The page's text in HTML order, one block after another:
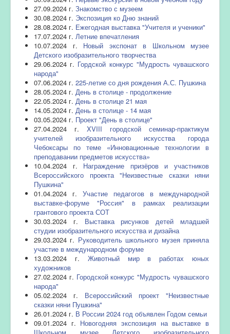
27.09.2024 г. Знакомство с музеем
30.08.2024 г. Экспозиция ко Дню знаний
28.08.2024 г. Ежегодная выставка "Учителя и ученики"
17.07.2024 г. Летние впечатления
10.07.2024 г. Новый экспонат в Школьном музее
Детского изобразительного творчества
29.06.2024 г. Гордской конкурс "Мудрость чувашского
народа"
07.06.2024 г. 225-летие со дня рождения А.С. Пушкина
28.05.2024 г. День в столице - продолжение
22.05.2024 г. День в столице 21 мая
14.05.2024 г. День в столице - 14 мая
03.05.2024 г. Проект "День в столице"
27.04.2024 г. XVIII городской семинар-практикум
учителей изобразительного искусства города
Чебоксары по теме «Инновационные технологии в
преподавании предметов искусства»
10.04.2024 г. Награждение призёров и участников
Всероссийского проекта "Неизвестные сказки няни
Пушкина"
01.04.2024 г. Участие педагогов в международной
выставке-форуме "Россия" в рамках реализации
грантового проекта СОТ
30.03.2024 г. Выставка рисунков детей младшей
студии изобразительного искусства и дизайна
29.03.2024 г. Руководитель школьного музея приняла
участие в международном форуме
13.03.2024 г. Животный мир в работах юных
художников
27.02.2024 г. Городской конкурс "Мудрость чувашского
народа"
05.02.2024 г. Всероссийский проект "Неизвестные
сказки няни Пушкина"
26.01.2024 г. В России 2024 год объявлен Годом семьи
09.01.2024 г. Новогодняя экспозиция на выставке в
Школьном музее Детского изобразительного